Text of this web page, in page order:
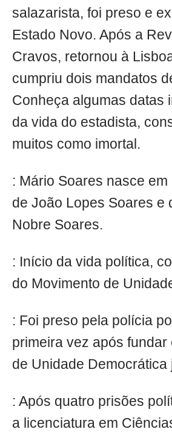
salazarista, foi preso e
Estado Novo. Após a
Cravos, retornou à
cumpriu dois mandatos
Conheça algumas datas
da vida do estadista,
muitos como imortal.
: Mário Soares nasce em
de João Lopes Soares e
Nobre Soares.
: Início da vida política,
do Movimento de
: Foi preso pela polícia
primeira vez após fundar
de Unidade Democrática
: Após quatro prisões
a licenciatura em